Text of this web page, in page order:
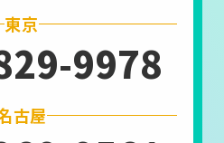
東京
9978
古屋